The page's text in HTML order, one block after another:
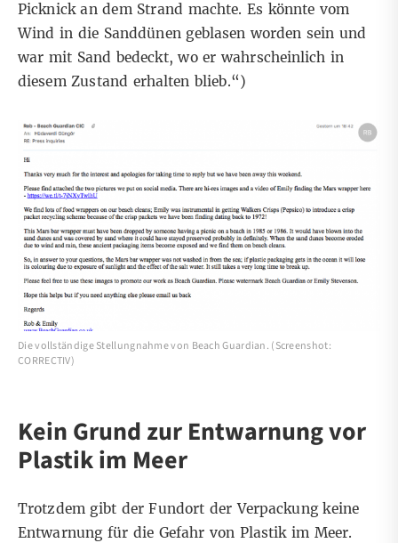
Picknick an dem Strand machte. Es könnte vom
Wind in die Sanddünen geblasen worden sein und
war mit Sand bedeckt, wo er wahrscheinlich in
diesem Zustand erhalten blieb.“)
Die vollständige Stellungnahme von Beach Guardian. (Screenshot:
CORRECTIV)
Kein Grund zur Entwarnung vor
Plastik im Meer
Trotzdem gibt der Fundort der Verpackung keine
Entwarnung für die Gefahr von Plastik im Meer.